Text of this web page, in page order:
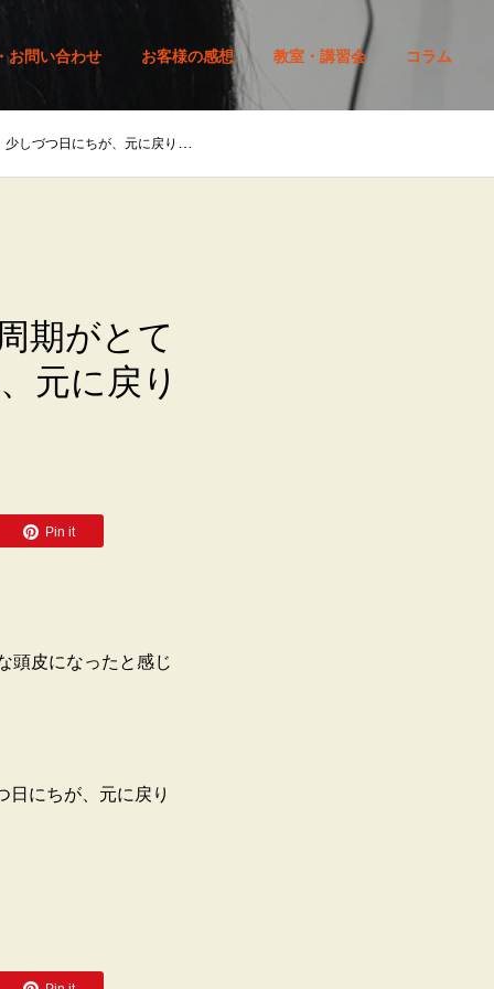
お問い合わせ お客様の感想 教室・講習会 コラム
にちが、元に戻りつつあります
期がとて
元に戻り
Pin it
頭皮になったと感じ
日にちが、元に戻り